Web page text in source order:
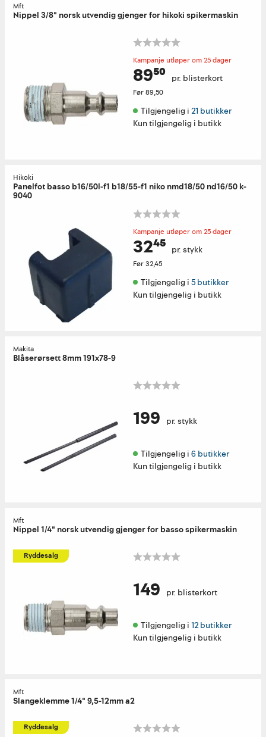
Mft
Nippel 3/8" norsk utvendig gjenger for hikoki spikermaskin
Kampanje utløper om 25 dager
89⁵⁰ pr. blisterkort
Før89,50
Tilgjengelig i 21 butikker
Kun tilgjengelig i butikk
Hikoki
Panelfot basso b16/50l-f1 b18/55-f1 niko nmd18/50 nd16/50 k-
9040
Kampanje utløper om 25 dager
32⁴⁵ pr. stykk
Før32,45
Tilgjengelig i 5 butikker
Kun tilgjengelig i butikk
Makita
Blåserørsett 8mm 191x78-9
199 pr. stykk
Tilgjengelig i 6 butikker
Kun tilgjengelig i butikk
Mft
Nippel 1/4" norsk utvendig gjenger for basso spikermaskin
Ryddesalg
149 pr. blisterkort
Tilgjengelig i 12 butikker
Kun tilgjengelig i butikk
Mft
Slangeklemme 1/4" 9,5-12mm a2
Ryddesalg